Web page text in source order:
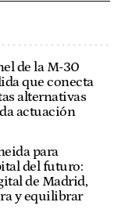
de la M-30
que conecta
alternativas
actuación
para
del futuro:
de Madrid,
y equilibrar